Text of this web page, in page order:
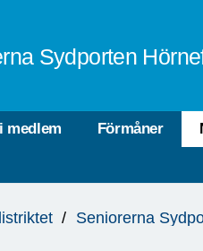
Sydporten
medlem Förmåner
Seniorerna